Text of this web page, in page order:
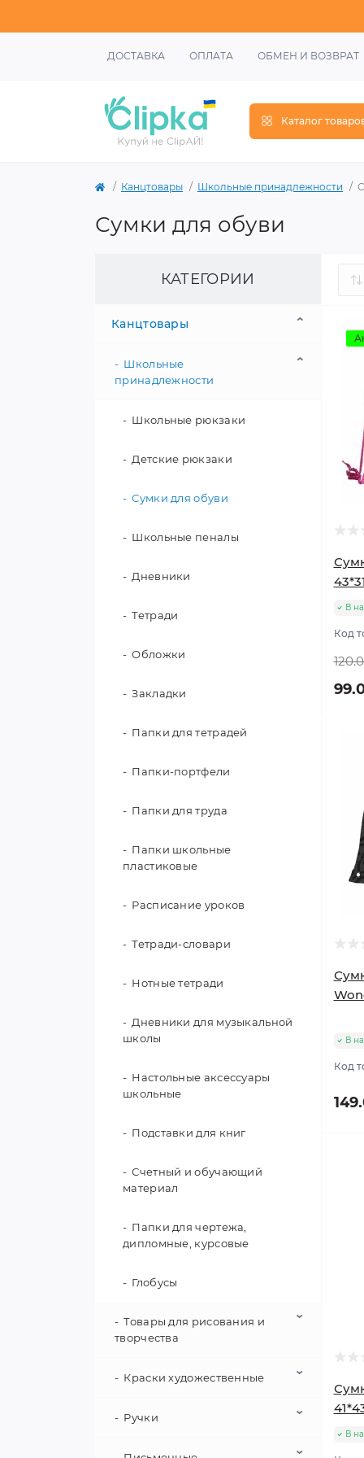
ДОСТАВКА ОПЛАТА ОБМЕН И ВОЗВРАТ
Каталог
Канцтовары Школьные принадлежности
Сумки для обуви
КАТЕГОРИИ
Канцтовары
Школьные
принадлежности
Школьные рюкзаки
Детские рюкзаки
Сумки для обуви
Школьные пеналы
Дневники
Тетради
Обложки
Закладки
Папки для тетрадей
Папки-портфели
Папки для труда
Папки школьные
пластиковые
Расписание уроков
Тетради-словари
Нотные тетради
Дневники для музыкальной
школы
Настольные аксессуары
школьные
Подставки для книг
Счетный и обучающий
материал
Папки для чертежа,
дипломные, курсовые
Глобусы
Товары для рисования и
творчества
Альбомы для рисования
Цветные карандаши
Краски художественные
Краски гуашевые
Ручки
В
Код
В
Код
В